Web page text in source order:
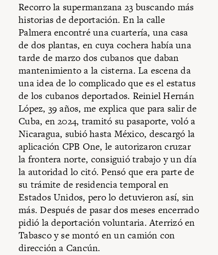
Recorro la supermanzana 23 buscando más
historias de deportación. En la calle
Palmera encontré una cuartería, una casa
de dos plantas, en cuya cochera había una
tarde de marzo dos cubanos que daban
mantenimiento a la cisterna. La escena da
una idea de lo complicado que es el estatus
de los cubanos deportados. Reiniel Hernán
López, 39 años, me explica que para salir de
Cuba, en 2024, tramitó su pasaporte, voló a
Nicaragua, subió hasta México, descargó la
aplicación CPB One, le autorizaron cruzar
la frontera norte, consiguió trabajo y un día
la autoridad lo citó. Pensó que era parte de
su trámite de residencia temporal en
Estados Unidos, pero lo detuvieron así, sin
más. Después de pasar dos meses encerrado
pidió la deportación voluntaria. Aterrizó en
Tabasco y se montó en un camión con
dirección a Cancún.